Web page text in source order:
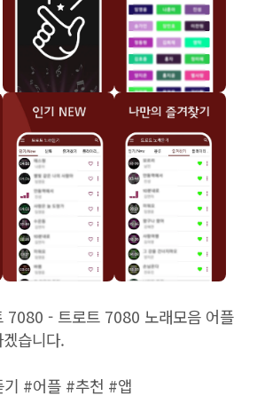
7080 - 트로트 7080 노래모음 어플
습니다.
#어플 #추천 #앱